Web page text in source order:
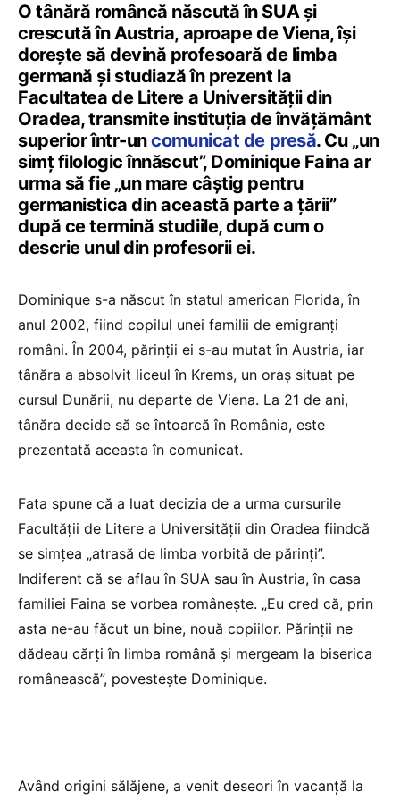
O tânără româncă născută în SUA și
crescută în Austria, aproape de Viena, își
dorește să devină profesoară de limba
germană și studiază în prezent la
Facultatea de Litere a Universității din
Oradea, transmite instituția de învățământ
superior într-uncomunicat de presă. Cu „un
simț filologic înnăscut”, Dominique Faina ar
urma să fie „un mare câștig pentru
germanistica din această parte a țării”
după ce termină studiile, după cum o
descrie unul din profesorii ei.
Dominique s-a născut în statul american Florida, în
anul 2002, fiind copilul unei familii de emigranți
români. În 2004, părinții ei s-au mutat în Austria, iar
tânăra a absolvit liceul în Krems, un oraș situat pe
cursul Dunării, nu departe de Viena. La 21 de ani,
tânăra decide să se întoarcă în România, este
prezentată aceasta în comunicat.
Fata spune că a luat decizia de a urma cursurile
Facultății de Litere a Universității din Oradea fiindcă
se simțea „atrasă de limba vorbită de părinți”.
Indiferent că se aflau în SUA sau în Austria, în casa
familiei Faina se vorbea românește. „Eu cred că, prin
asta ne-au făcut un bine, nouă copiilor. Părinții ne
dădeau cărți în limba română și mergeam la biserica
românească”, povestește Dominique.
Având origini sălăjene, a venit deseori în vacanță la